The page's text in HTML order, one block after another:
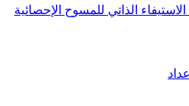
الذاتي للمسوح الإحصائية